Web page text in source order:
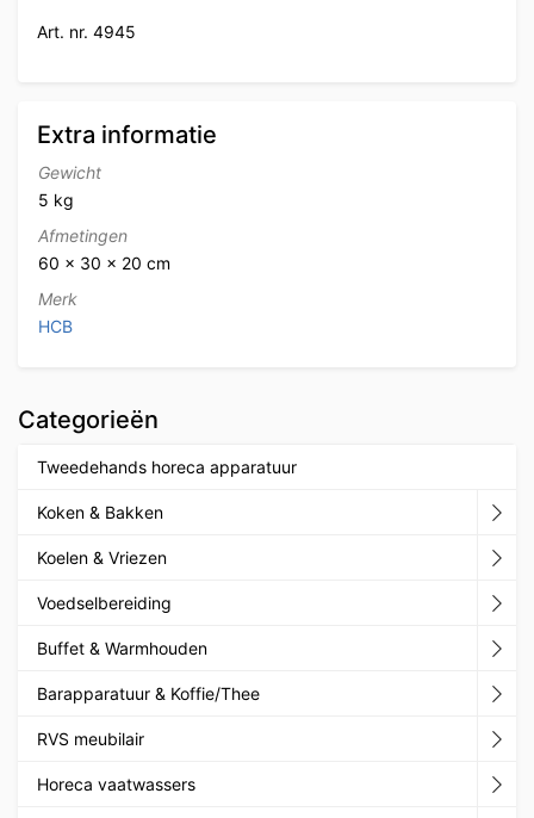
Art. nr. 4945
Extra informatie
Gewicht
5 kg
Afmetingen
60 × 30 × 20 cm
Merk
HCB
Categorieën
Tweedehands horeca apparatuur
Koken & Bakken
Koelen & Vriezen
Voedselbereiding
Buffet & Warmhouden
Barapparatuur & Koffie/Thee
RVS meubilair
Horeca vaatwassers